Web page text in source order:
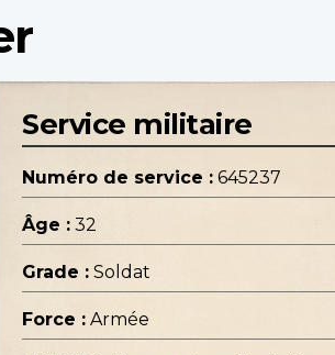
Service militaire
Numéro de service : 645237
Âge : 32
Grade : Soldat
Force : Armée